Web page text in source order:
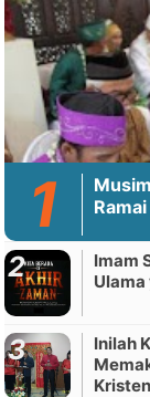
Imam
Inilah